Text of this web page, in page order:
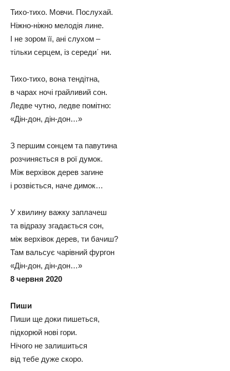
Тихо-тихо. Мовчи. Послухай.
Ніжно-ніжно мелодія лине.
І не зором її, ані слухом –
тільки серцем, із середи΄ ни.
Тихо-тихо, вона тендітна,
в чарах ночі грайливий сон.
Ледве чутно, ледве помітно:
«Дін-дон, дін-дон…»
З першим сонцем та павутина
розчиняється в рої думок.
Між верхівок дерев загине
і розвіється, наче димок…
У хвилину важку заплачеш
та відразу згадається сон,
між верхівок дерев, ти бачиш?
Там вальсує чарівний фургон
«Дін-дон, дін-дон…»
8 червня 2020
Пиши
Пиши ще доки пишеться,
підкорюй нові гори.
Нічого не залишиться
від тебе дуже скоро.